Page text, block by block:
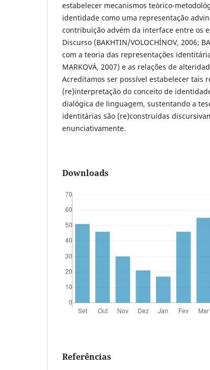
estabelecer mecanismos teórico-
identidade como uma representação
contribuição advém da interface entre os
Discurso (BAKHTIN/VOLOCHÍNOV, 2006;
com a teoria das representações
MARKOVÁ, 2007) e as relações de
Acreditamos ser possível estabelecer tais
(re)interpretação do conceito de
dialógica de linguagem, sustentando a
identitárias são (re)construídas
enunciativamente.
Downloads
Referências